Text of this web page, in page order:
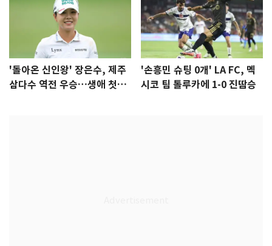
'돌아온 신인왕' 장은수, 제주
삼다수 역전 우승…생애 첫승
'손흥민 슈팅 0개' LA FC, 멕
시코 팀 톨루카에 1-0 진땀승